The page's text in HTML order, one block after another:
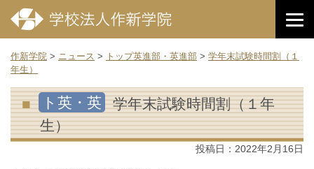
作新学院 > ニュース > トップ英進部・英進部 > 学年末試験時間割（１
年生）
ト英・英
学年末試験時間割（１年
生）
投稿日： 2022年2月16日